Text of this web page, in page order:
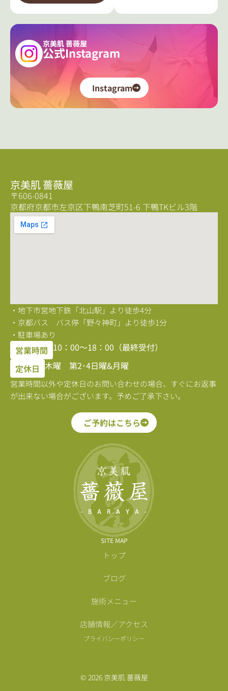
京美肌 薔薇屋
公式Instagram
Instagram
SITE MAP
トップ
ブログ
施術メニュー
店舗情報／アクセス
プライバシーポリシー
© 2026 京美肌 薔薇屋
京美肌 薔薇屋
〒606-0841
京都府京都市左京区下鴨南芝町51-6 下鴨TKビル3階
・地下市営地下鉄「北山駅」より徒歩4分
・京都バス バス停「野々神町」より徒歩1分
・駐車場あり
営業時間 10：00〜18：00（最終受付）
定休日 木曜 第2･4日曜&月曜
営業時間以外や定休日のお問い合わせの場合、すぐにお返事
が出来ない場合がございます。予めご了承下さい。
ご予約はこちら